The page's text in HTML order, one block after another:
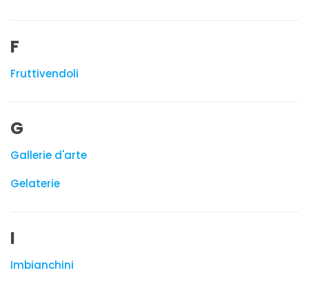
F
Fruttivendoli
G
Gallerie d'arte
Gelaterie
I
Imbianchini